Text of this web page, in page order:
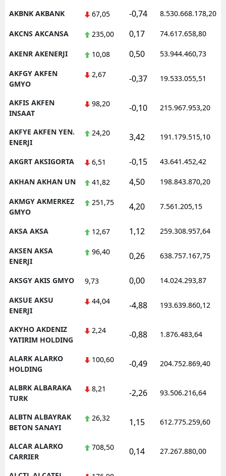
Kütahya
Kahramanmaraş
Nevşehir
Niğde
Ordu
Sinop
Trabzon
Uşak
AKBNK AKBANK 67,05 -0,74 8.530.668.178,20
AKCNS AKCANSA 235,00 0,17 74.617.658,80
AKENR AKENERJI 10,08 0,50 53.944.460,73
AKFGY AKFEN
GMYO
2,67 -0,37 19.533.055,51
AKFIS AKFEN
INSAAT
98,20 -0,10 215.967.953,20
AKFYE AKFEN YEN.
ENERJI
24,20 3,42 191.179.515,10
AKGRT AKSIGORTA 6,51 -0,15 43.641.452,42
AKHAN AKHAN UN 41,82 4,50 198.843.870,20
AKMGY AKMERKEZ
GMYO
251,75 4,20 7.561.205,15
AKSA AKSA 12,67 1,12 259.308.957,64
AKSEN AKSA
ENERJI
96,40 0,26 638.757.167,75
AKSGY AKIS GMYO 9,73 0,00 14.024.293,87
AKSUE AKSU
ENERJI
44,04 -4,88 193.639.860,12
AKYHO AKDENIZ
YATIRIM HOLDING
2,24 -0,88 1.876.483,64
ALARK ALARKO
HOLDING
100,60 -0,49 204.752.869,40
ALBRK ALBARAKA
TURK
8,21 -2,26 93.506.216,64
ALBTN ALBAYRAK
BETON SANAYI
26,32 1,15 612.775.259,60
ALCAR ALARKO
CARRIER
708,50 0,14 27.267.880,00